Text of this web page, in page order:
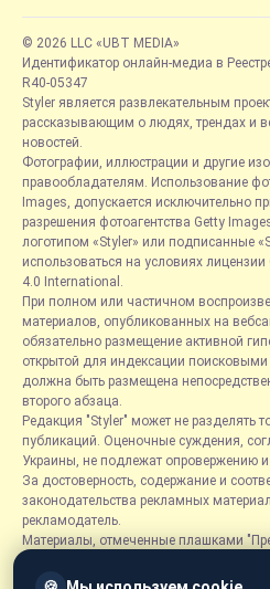
© 2026 LLC «UBT MEDIA»
Идентификатор онлайн-медиа в
R40-05347
Styler является развлекательным
рассказывающим о людях, трендах и
новостей.
Фотографии, иллюстрации и другие
правообладателям. Использование
Images, допускается исключительно
разрешения фотоагентства Getty
логотипом «Styler» или подписанные
использоваться на условиях
4.0 International.
При полном или частичном
материалов, опубликованных на
обязательно размещение активной
открытой для индексации
должна быть размещена
второго абзаца.
Редакция "Styler" может не разделять
публикаций. Оценочные суждения,
Украины, не подлежат опровержению
За достоверность, содержание и
законодательства рекламных
рекламодатель.
Материалы, отмеченные плашками
размещаются на правах рекламы.